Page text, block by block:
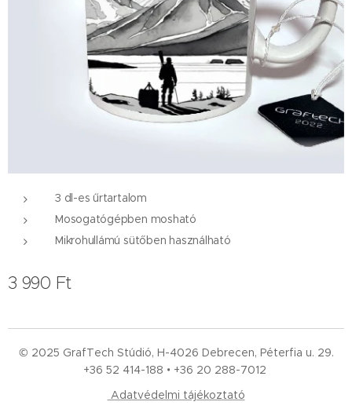
3 dl-es űrtartalom
Mosogatógépben mosható
Mikrohullámú sütőben használható
3 990 Ft
© 2025 GrafTech Stúdió, H-4026 Debrecen, Péterfia u. 29.
+36 52 414-188 • +36 20 288-7012
Adatvédelmi tájékoztató